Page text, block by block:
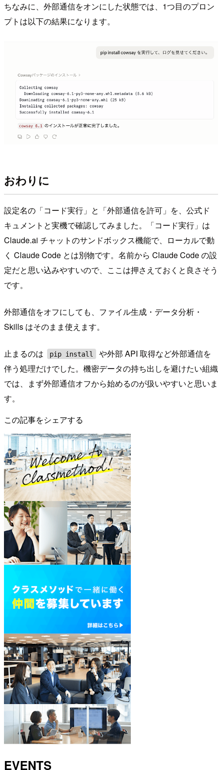
ちなみに、外部通信をオンにした状態では、1つ目のプロン
プトは以下の結果になります。
おわりに
設定名の「コード実行」と「外部通信を許可」を、公式ド
キュメントと実機で確認してみました。「コード実行」は
Claude.ai チャットのサンドボックス機能で、ローカルで動
く Claude Code とは別物です。名前から Claude Code の設
定だと思い込みやすいので、ここは押さえておくと良さそう
です。
外部通信をオフにしても、ファイル生成・データ分析・
Skills はそのまま使えます。
止まるのは pip install
や外部 API 取得など外部通信を
伴う処理だけでした。機密データの持ち出しを避けたい組織
では、まず外部通信オフから始めるのが扱いやすいと思いま
す。
この記事をシェアする
EVENTS